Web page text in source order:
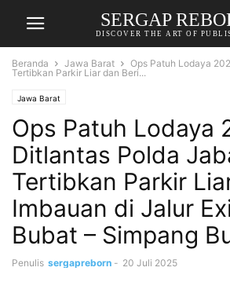
SERGAP
DISCOVER THE ART OF
Beranda Jawa Barat
Ops Patuh Lodaya
Tertibkan Parkir Liar dan Beri...
Jawa Barat
Ops Patuh Lodaya
Ditlantas Polda
Tertibkan Parkir
Imbauan di Jalur
Bubat – Simpang
Penulis sergapreborn - 20 Juli 2025